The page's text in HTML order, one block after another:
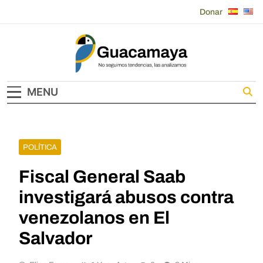
Donar
Guacamaya
MENU
POLÍTICA
Fiscal General Saab
investigará abusos contra
venezolanos en El
Salvador